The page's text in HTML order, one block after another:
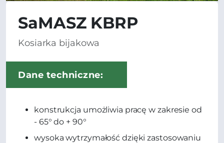
SaMASZ KBRP
Kosiarka bijakowa
Dane techniczne:
konstrukcja umożliwia pracę w zakresie od
- 65° do + 90°
wysoka wytrzymałość dzięki zastosowaniu